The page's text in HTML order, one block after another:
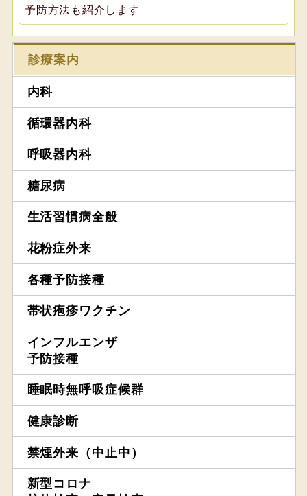
予防方法も紹介します
診療案内
内科
循環器内科
呼吸器内科
糖尿病
生活習慣病全般
花粉症外来
各種予防接種
帯状疱疹ワクチン
インフルエンザ
予防接種
睡眠時無呼吸症候群
健康診断
禁煙外来（中止中）
新型コロナ